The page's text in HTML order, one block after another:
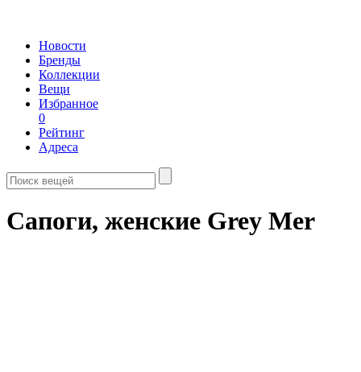
Новости
Бренды
Коллекции
Вещи
Избранное
0
Рейтинг
Адреса
Сапоги, женские Grey Mer